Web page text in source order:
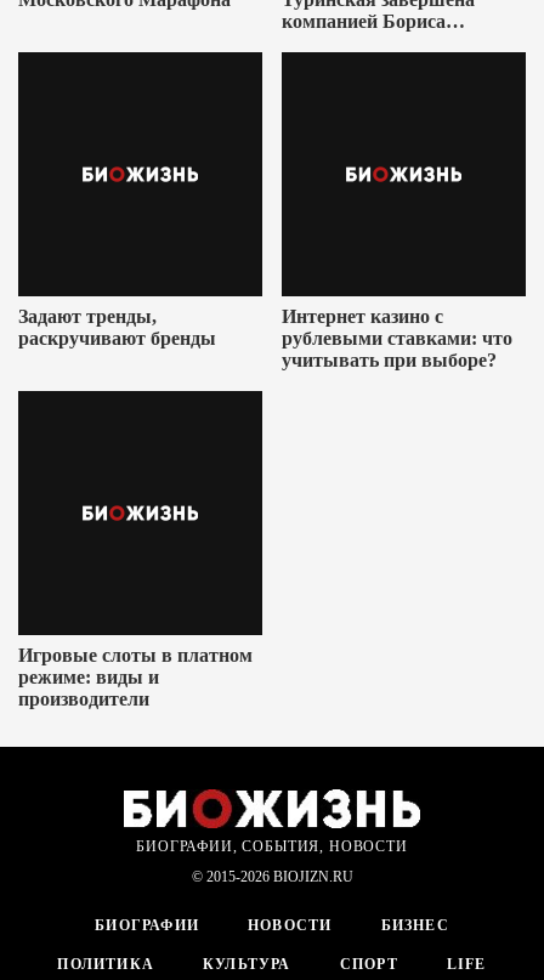
компанией Бориса
Задают тренды,
раскручивают бренды
Интернет казино с
рублевыми ставками: что
учитывать при выборе?
Игровые слоты в платном
режиме: виды и
производители
БИОГРАФИИ, СОБЫТИЯ, НОВОСТИ
© 2015-2026 BIOJIZN.RU
БИОГРАФИИ НОВОСТИ БИЗНЕС
ПОЛИТИКА КУЛЬТУРА СПОРТ LIFE